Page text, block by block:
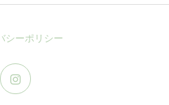
シーポリシー